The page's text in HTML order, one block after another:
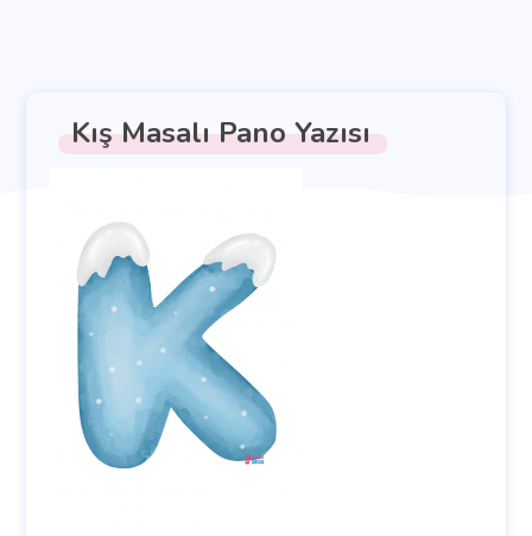
Kış Masalı Pano Yazısı